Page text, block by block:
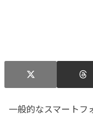
一般的なスマートフ